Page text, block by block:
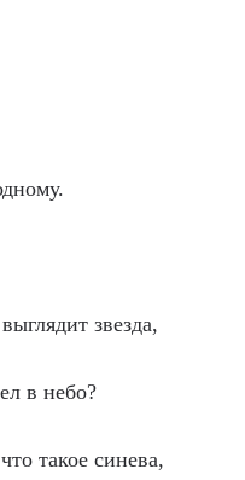
звезда,
в небо?
такое синева,